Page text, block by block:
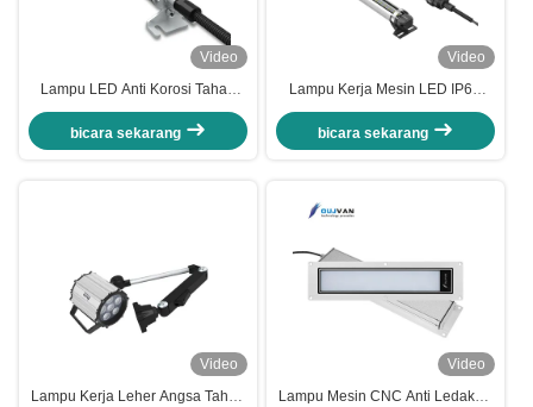
Video
Lampu LED Anti Korosi Tahan
Ledakan IP67 6500K DC 24V
Tahan Suhu
bicara sekarang
Video
Lampu Kerja Mesin LED IP68
dengan Panjang yang Dapat
Disesuaikan dan Masa Pakai
70000 Jam untuk Aplikasi Industri
bicara sekarang
Video
Lampu Kerja Leher Angsa Tahan
Video
Lampu Mesin CNC Anti Ledakan